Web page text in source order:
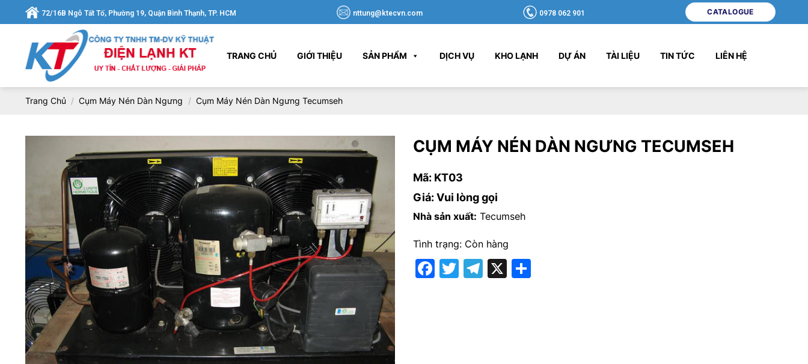
Chuyển
đến
72/16B Ngô Tất Tố, Phường 19, Quận Bình Thạnh, TP. HCM nttung@ktecvn.com 0978 062 901 CATALOGUE
TRANG CHỦ GIỚI THIỆU SẢN PHẨM DỊCH VỤ KHO LẠNH DỰ ÁN TÀI LIỆU TIN TỨC LIÊN HỆ
Trang Chủ / Cụm Máy Nén Dàn Ngưng / Cụm Máy Nén Dàn Ngưng Tecumseh
CỤM MÁY NÉN DÀN NGƯNG TECUMSEH
Mã: KT03
Giá: Vui lòng gọi
Nhà sản xuất: Tecumseh
Tình trạng: Còn hàng
Facebook
Twitter
Telegram
X